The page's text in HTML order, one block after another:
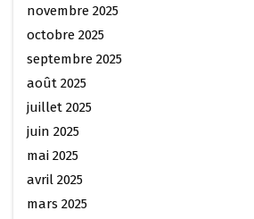
novembre 2025
octobre 2025
septembre 2025
août 2025
juillet 2025
juin 2025
mai 2025
avril 2025
mars 2025